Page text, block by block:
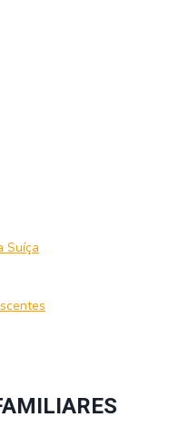
Suíça